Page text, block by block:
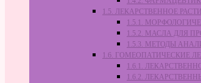
1.5. ЛЕКАРСТВЕННОЕ
1.5.1.
1.5.2. МАСЛА ДЛЯ
1.5.3. МЕТОДЫ
1.6. ГОМЕОПАТИЧЕСКИЕ
1.6.1.
1.6.2.